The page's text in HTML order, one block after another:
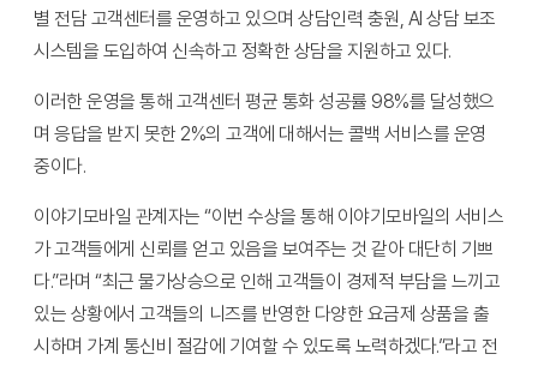
별 전담 고객센터를 운영하고 있으며 상담인력 충원, AI 상담 보조
시스템을 도입하여 신속하고 정확한 상담을 지원하고 있다.
이러한 운영을 통해 고객센터 평균 통화 성공률 98%를 달성했으
며 응답을 받지 못한 2%의 고객에 대해서는 콜백 서비스를 운영
중이다.
이야기모바일 관계자는 “이번 수상을 통해 이야기모바일의 서비스
가 고객들에게 신뢰를 얻고 있음을 보여주는 것 같아 대단히 기쁘
다.”라며 “최근 물가상승으로 인해 고객들이 경제적 부담을 느끼고
있는 상황에서 고객들의 니즈를 반영한 다양한 요금제 상품을 출
시하며 가계 통신비 절감에 기여할 수 있도록 노력하겠다.”라고 전